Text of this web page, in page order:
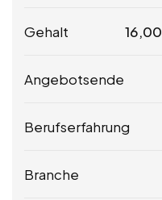
Gehalt 16,00
Angebotsende
Berufserfahrung
Branche